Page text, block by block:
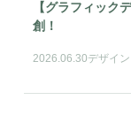
【グラフィック
創！
2026.06.30デザイ